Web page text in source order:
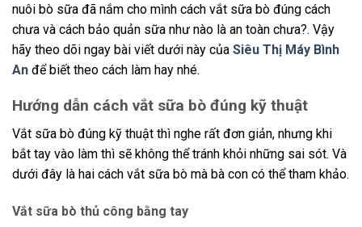
nuôi bò sữa đã nắm cho mình cách vắt sữa bò đúng cách
chưa và cách bảo quản sữa như nào là an toàn chưa?. Vậy
hãy theo dõi ngay bài viết dưới này của Siêu Thị Máy Bình
An để biết theo cách làm hay nhé.
Hướng dẫn cách vắt sữa bò đúng kỹ thuật
Vắt sữa bò đúng kỹ thuật thì nghe rất đơn giản, nhưng khi
bắt tay vào làm thì sẽ không thể tránh khỏi những sai sót. Và
dưới đây là hai cách vắt sữa bò mà bà con có thể tham khảo.
Vắt sữa bò thủ công bằng tay